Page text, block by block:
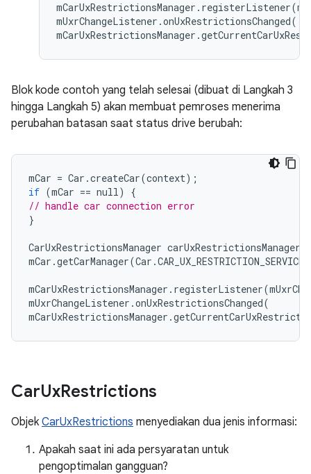
mCarUxRestrictionsManager . registerListener(
mUxrChangeListener .onUxRestrictionsChanged(
mCarUxRestrictionsManager .
Blok kode contoh yang telah selesai (dibuat di Langkah 3
hingga Langkah 5) akan membuat pemroses menerima
perubahan batasan saat status drive berubah:
mCar = Car .createCar(context);
if (mCar == null)
{
// handle car connection error
}
CarUxRestrictionsManager carUxRestrictionsManager
mCar .getCarManager(Car .CAR_UX_RESTRICTION_SERVICE
mCarUxRestrictionsManager . registerListener(
mUxrChangeListener .onUxRestrictionsChanged(
mCarUxRestrictionsManager .
CarUxRestrictions
Objek CarUxRestrictions menyediakan dua jenis informasi:
Apakah saat ini ada persyaratan untuk
pengoptimalan gangguan?